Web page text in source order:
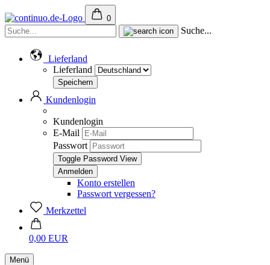
0
Suche...
Lieferland
Lieferland
Kundenlogin
Kundenlogin
E-Mail
Passwort
Toggle Password View
Konto erstellen
Passwort vergessen?
Merkzettel
0,00 EUR
Menü